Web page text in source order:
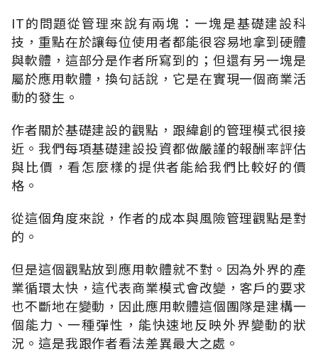
IT的問題從管理來說有兩塊：一塊是基礎建設科
技，重點在於讓每位使用者都能很容易地拿到硬體
與軟體，這部分是作者所寫到的；但還有另一塊是
屬於應用軟體，換句話說，它是在實現一個商業活
動的發生。
作者關於基礎建設的觀點，跟緯創的管理模式很接
近。我們每項基礎建設投資都做嚴謹的報酬率評估
與比價，看怎麼樣的提供者能給我們比較好的價
格。
從這個角度來說，作者的成本與風險管理觀點是對
的。
但是這個觀點放到應用軟體就不對。因為外界的產
業循環太快，這代表商業模式會改變，客戶的要求
也不斷地在變動，因此應用軟體這個團隊是建構一
個能力、一種彈性，能快速地反映外界變動的狀
況。這是我跟作者看法差異最大之處。